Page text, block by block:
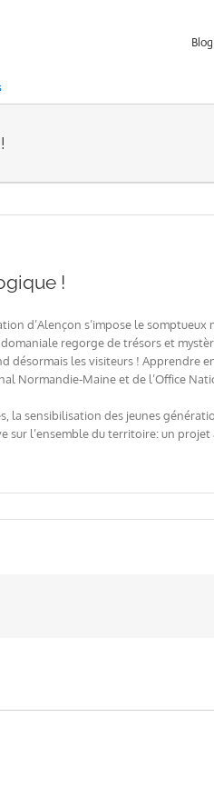
Blog
!
d’Alençon s’impose le
regorge de trésors et
les visiteurs ! Apprendre
Normandie-Maine et de l’Office
la sensibilisation des jeunes
l’ensemble du territoire: un projet